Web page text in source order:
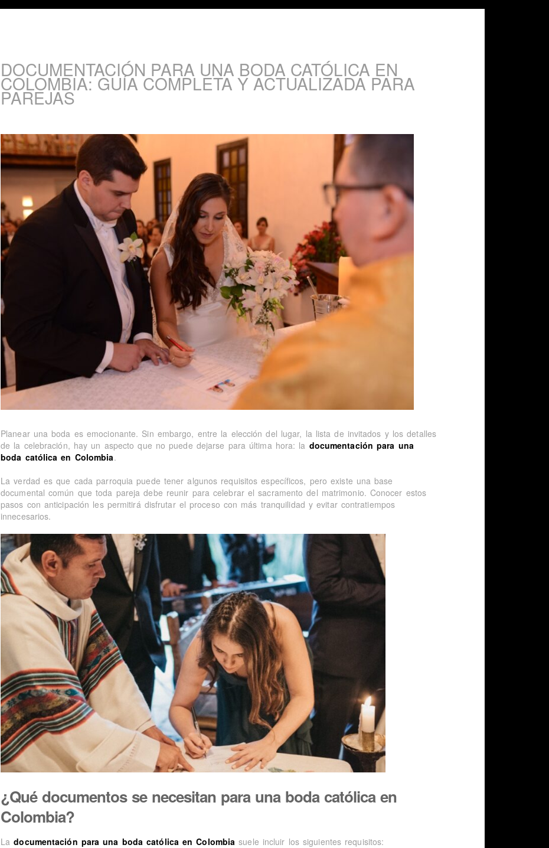
DOCUMENTACIÓN PARA UNA BODA CATÓLICA EN
COLOMBIA: GUÍA COMPLETA Y ACTUALIZADA PARA
PAREJAS
Planear una boda es emocionante. Sin embargo, entre la elección del lugar, la lista de invitados y los detalles
de la celebración, hay un aspecto que no puede dejarse para última hora: la documentación para una
boda católica en Colombia.
La verdad es que cada parroquia puede tener algunos requisitos específicos, pero existe una base
documental común que toda pareja debe reunir para celebrar el sacramento del matrimonio. Conocer estos
pasos con anticipación les permitirá disfrutar el proceso con más tranquilidad y evitar contratiempos
innecesarios.
¿Qué documentos se necesitan para una boda católica en
Colombia?
Ladocumentación para una boda católica en Colombia suele incluir los siguientes requisitos: